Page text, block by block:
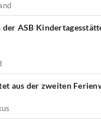
ASB
aus der zweiten